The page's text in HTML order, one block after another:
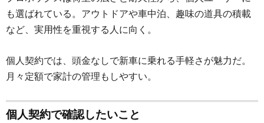
も選ばれている。アウトドアや車中泊、趣味の道具の積載
など、実用性を重視する人に向く。
個人契約では、頭金なしで新車に乗れる手軽さが魅力だ。
月々定額で家計の管理もしやすい。
個人契約で確認したいこと